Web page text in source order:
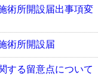
術所開設届出事項変
術所開設届
する留意点について